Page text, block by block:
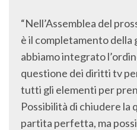
“Nell’Assemblea del
è il completamento della
abbiamo integrato
questione dei diritti tv
tutti gli elementi per
Possibilità di chiudere la
partita perfetta, ma